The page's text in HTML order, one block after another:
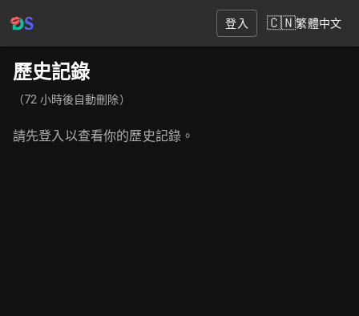
登入 🇨🇳繁體中文
歷史記錄
（72 小時後自動刪除）
請先登入以查看你的歷史記錄。